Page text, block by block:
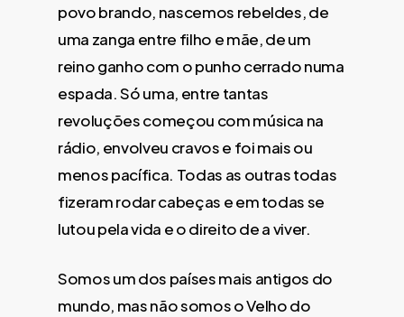
povo brando, nascemos rebeldes, de
uma zanga entre filho e mãe, de um
reino ganho com o punho cerrado numa
espada. Só uma, entre tantas
revoluções começou com música na
rádio, envolveu cravos e foi mais ou
menos pacífica. Todas as outras todas
fizeram rodar cabeças e em todas se
lutou pela vida e o direito de a viver.
Somos um dos países mais antigos do
mundo, mas não somos o Velho do